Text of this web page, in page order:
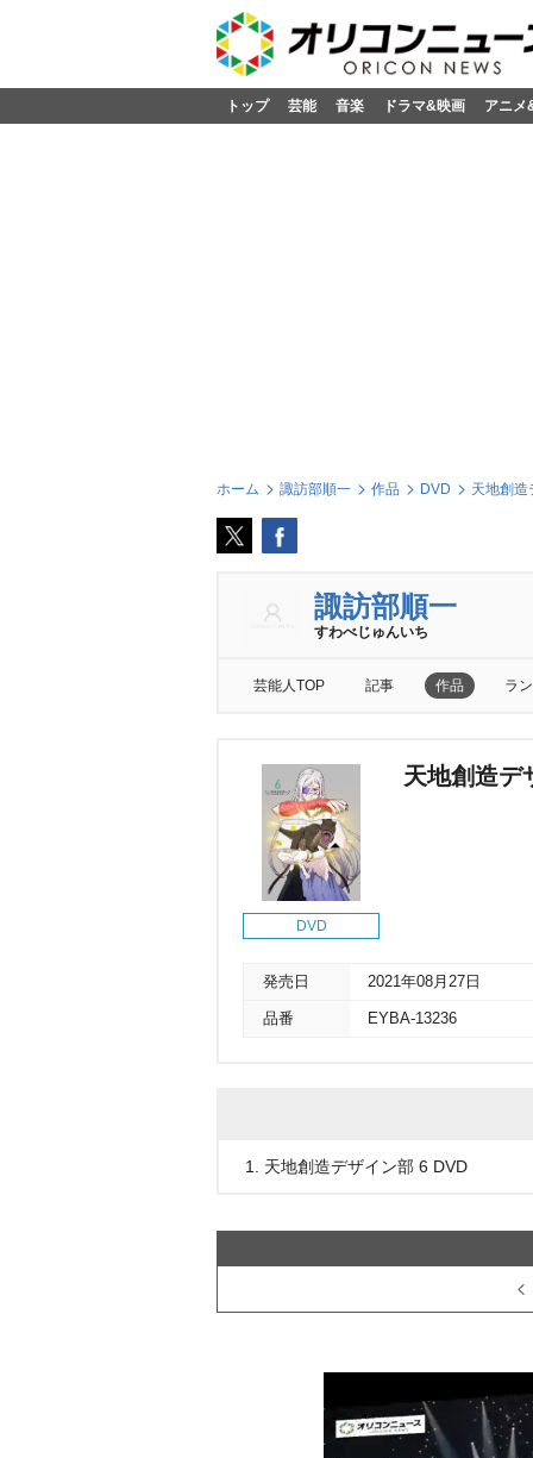
トップ 芸能 音楽 ドラマ&映画 アニメ
ホーム 諏訪部順一 作品 DVD 天地創造
諏訪部順一
すわべじゅんいち
芸能人TOP 記事 作品 ラ
DVD
天地創造デ
発売日 2021年08月27日
品番 EYBA-13236
1. 天地創造デザイン部 6 DVD